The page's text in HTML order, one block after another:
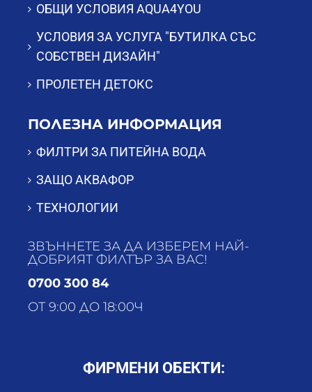
ОБЩИ УСЛОВИЯ AQUA4YOU
УСЛОВИЯ ЗА УСЛУГА "БУТИЛКА СЪС
СОБСТВЕН ДИЗАЙН"
ПРОЛЕТЕН ДЕТОКС
ПОЛЕЗНА ИНФОРМАЦИЯ
ФИЛТРИ ЗА ПИТЕЙНА ВОДА
ЗАЩО АКВАФОР
ТЕХНОЛОГИИ
ЗВЪННЕТЕ ЗА ДА ИЗБЕРЕМ НАЙ-
ДОБРИЯТ ФИЛТЪР ЗА ВАС!
0700 300 84
ОТ 9:00 ДО 18:00Ч
ФИРМЕНИ ОБЕКТИ: